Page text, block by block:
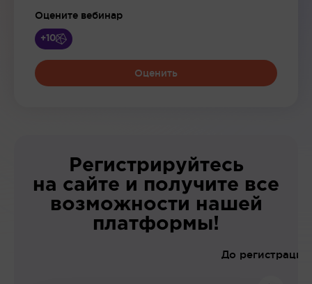
Оцените вебинар
+10
Оценить
Регистрируйтесь
на сайте и получите все
возможности нашей
платформы!
До регистрации